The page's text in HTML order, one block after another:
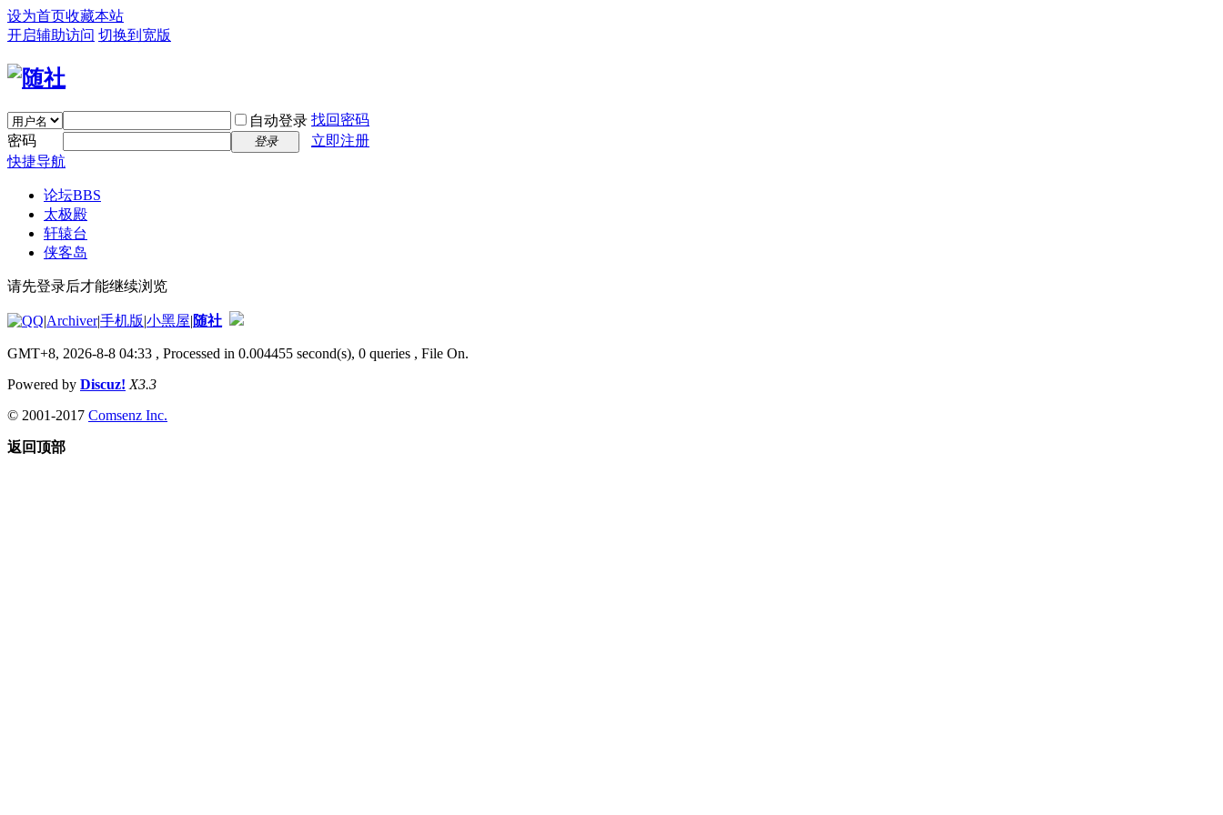
设为首页收藏本站
开启辅助访问 切换到宽版
自动登录 找回密码
密码
登录
立即注册
快捷导航
论坛BBS
太极殿
轩辕台
侠客岛
请先登录后才能继续浏览
|Archiver|手机版|小黑屋|随社
GMT+8, 2026-8-8 04:33 , Processed in 0.004455 second(s), 0 queries , File On.
Powered by Discuz! X3.3
© 2001-2017 Comsenz Inc.
返回顶部